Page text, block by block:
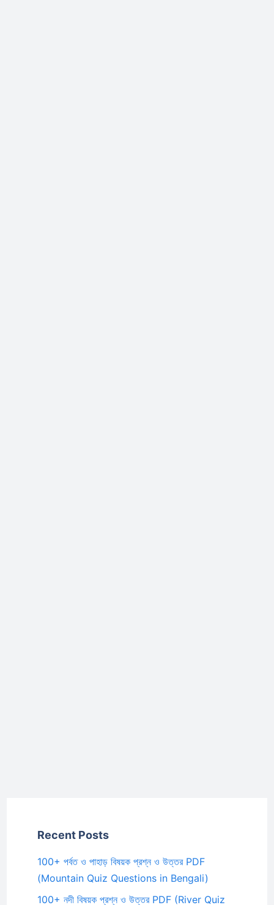
Recent Posts
100+ পর্বত ও পাহাড় বিষয়ক প্রশ্ন ও উত্তর PDF
(Mountain Quiz Questions in Bengali)
100+ নদী বিষয়ক প্রশ্ন ও উত্তর PDF (River Quiz